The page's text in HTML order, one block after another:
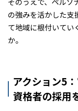
の強みを活かした支
て地域に根付いてい
か。
アクション5
資格者の採用